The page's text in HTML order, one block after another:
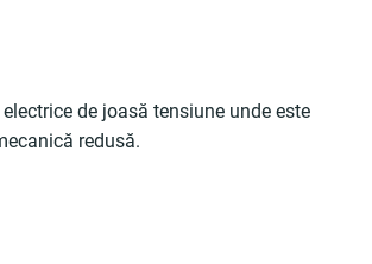
de joasă tensiune unde este
redusă.